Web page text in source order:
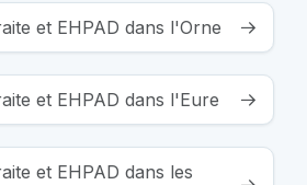
et EHPAD dans l'Orne
et EHPAD dans l'Eure
et EHPAD dans les